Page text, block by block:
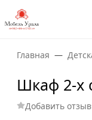
Главная
Шкаф 2-х
Добавить отзыв